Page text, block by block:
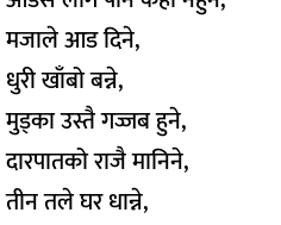
मजाले आड दिने,
धुरी खाँबो बन्ने,
मुड्का उस्तै गज्जब हुने,
दारपातको राजै मानिने,
तीन तले घर धान्ने,